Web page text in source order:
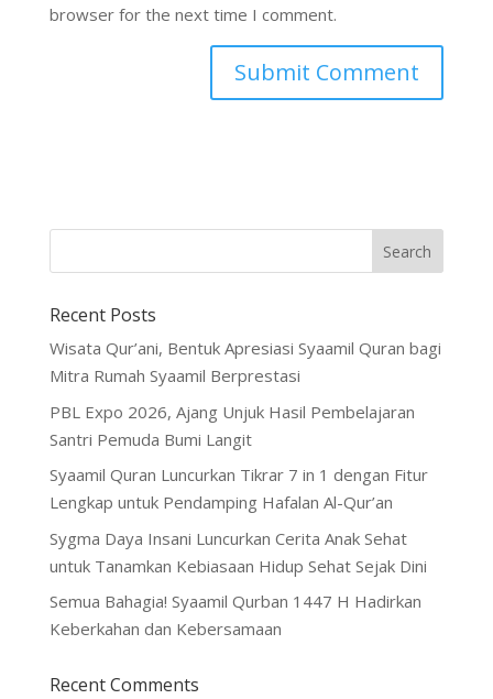
browser for the next time I comment.
Recent Posts
Wisata Qur’ani, Bentuk Apresiasi Syaamil Quran bagi
Mitra Rumah Syaamil Berprestasi
PBL Expo 2026, Ajang Unjuk Hasil Pembelajaran
Santri Pemuda Bumi Langit
Syaamil Quran Luncurkan Tikrar 7 in 1 dengan Fitur
Lengkap untuk Pendamping Hafalan Al-Qur’an
Sygma Daya Insani Luncurkan Cerita Anak Sehat
untuk Tanamkan Kebiasaan Hidup Sehat Sejak Dini
Semua Bahagia! Syaamil Qurban 1447 H Hadirkan
Keberkahan dan Kebersamaan
Recent Comments